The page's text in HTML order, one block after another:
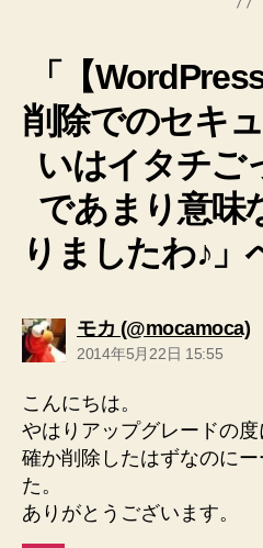
「【
削除でのセキ
いはイタチご
であまり意味
りましたわ♪」
モカ (@mocamoca)の
2014年5月22日 15:55
こんにちは。
やはりアップグレードの度
確か削除したはずなのに
た。
ありがとうございます。